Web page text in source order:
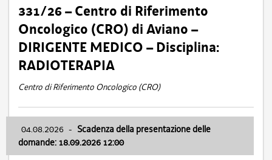
331/26 – Centro di Riferimento
Oncologico (CRO) di Aviano –
DIRIGENTE MEDICO – Disciplina:
RADIOTERAPIA
Centro di Riferimento Oncologico (CRO)
04.08.2026 - Scadenza della presentazione delle
domande: 18.09.2026 12:00